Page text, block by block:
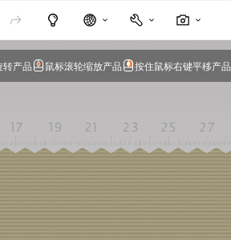
转产品 鼠标滚轮缩放产品 按住鼠标右键平移产品